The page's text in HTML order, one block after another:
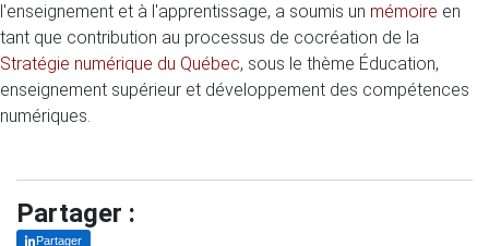
l'enseignement et à l'apprentissage, a soumis un mémoire en
tant que contribution au processus de cocréation de la
Stratégie numérique du Québec, sous le thème Éducation,
enseignement supérieur et développement des compétences
numériques.
Partager :
Partager